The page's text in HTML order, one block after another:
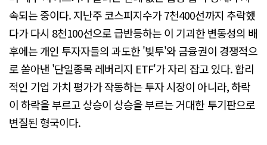
속되는 중이다. 지난주 코스피지수가 7천400선까지 추락했
다가 다시 8천100선으로 급반등하는 이 기괴한 변동성의 배
후에는 개인 투자자들의 과도한 '빚투'와 금융권이 경쟁적으
로 쏟아낸 '단일종목 레버리지 ETF'가 자리 잡고 있다. 합리
적인 기업 가치 평가가 작동하는 투자 시장이 아니라, 하락
이 하락을 부르고 상승이 상승을 부르는 거대한 투기판으로
변질된 형국이다.